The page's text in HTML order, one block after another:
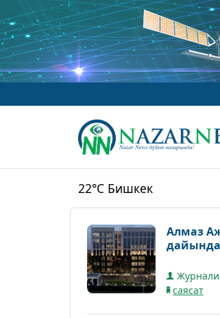
22°C Бишкек
Алмаз
саясат